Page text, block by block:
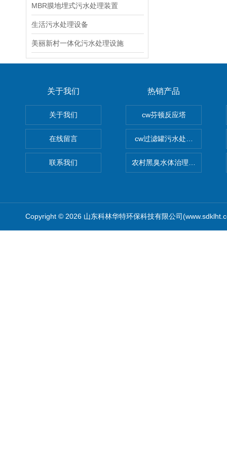
MBR膜地埋式污水处理装置
生活污水处理设备
美丽新村一体化污水处理设施
关于我们
关于我们
在线留言
联系我们
热销产品
cw芬顿反应塔
cw过滤罐污水处理设备 多介
农村黑臭水体治理设备
Copyright © 2026 山东科林华特环保科技有限公司